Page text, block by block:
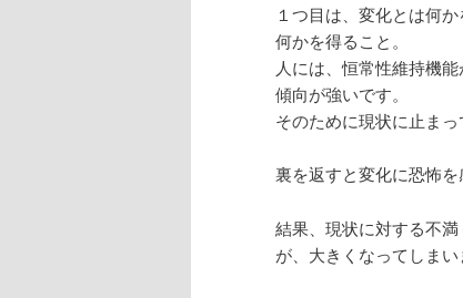
１つ目は、変化とは何
何かを得ること。
人には、恒常性維持機
傾向が強いです。
そのために現状に止まっ
裏を返すと変化に恐怖を
結果、現状に対する不
が、大きくなってしまい